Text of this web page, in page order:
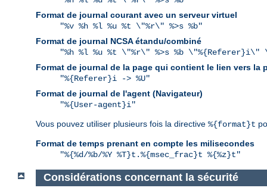
Format de journal courant avec un serveur virtuel
"%v %h %l %u %t \"%r\" %>s %b"
Format de journal NCSA étandu/combiné
"%h %l %u %t \"%r\" %>s %b
Format de journal de la page qui contient le lien vers la
"%{Referer}i -> %U"
Format de journal de l'agent (Navigateur)
"%{User-agent}i"
Vous pouvez utiliser plusieurs fois la directive %{format}t
Format de temps prenant en compte les milisecondes
"%{%d/%b/%Y %T}t.%{msec_frac}t %{%z}t"
Considérations concernant la sécurité